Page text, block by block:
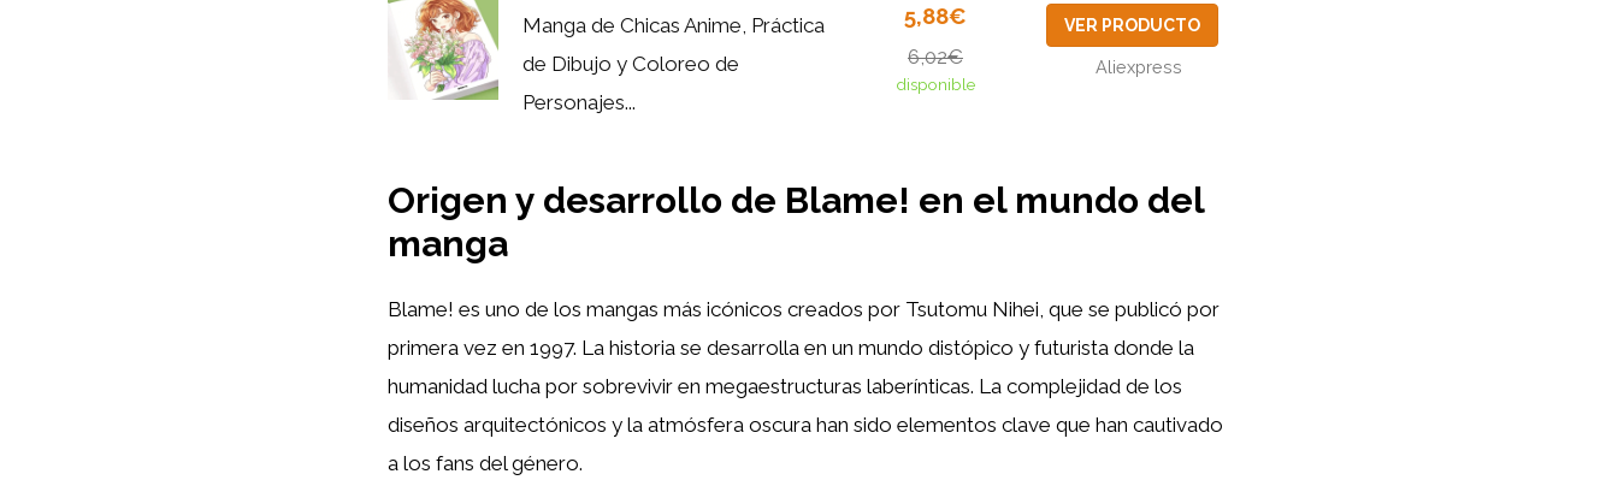
Manga de Chicas Anime, Práctica
de Dibujo y Coloreo de
Personajes...
5,88€
6,02€
disponible
VER PRODUCTO
Aliexpress
Origen y desarrollo de Blame! en el mundo del
manga
Blame! es uno de los mangas más icónicos creados por Tsutomu Nihei, que se publicó por
primera vez en 1997. La historia se desarrolla en un mundo distópico y futurista donde la
humanidad lucha por sobrevivir en megaestructuras laberínticas. La complejidad de los
diseños arquitectónicos y la atmósfera oscura han sido elementos clave que han cautivado
a los fans del género.